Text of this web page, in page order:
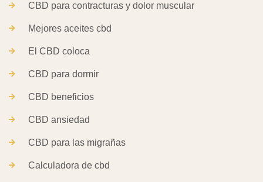
CBD para contracturas y dolor muscular
Mejores aceites cbd
El CBD coloca
CBD para dormir
CBD beneficios
CBD ansiedad
CBD para las migrañas
Calculadora de cbd